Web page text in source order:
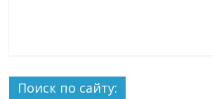
Поиск по сайту: